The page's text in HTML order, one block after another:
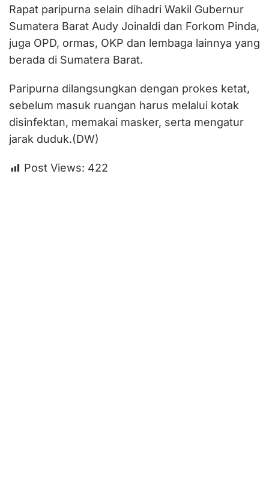
Rapat paripurna selain dihadri Wakil Gubernur
Sumatera Barat Audy Joinaldi dan Forkom Pinda,
juga OPD, ormas, OKP dan lembaga lainnya yang
berada di Sumatera Barat.
Paripurna dilangsungkan dengan prokes ketat,
sebelum masuk ruangan harus melalui kotak
disinfektan, memakai masker, serta mengatur
jarak duduk.(DW)
Post Views: 422